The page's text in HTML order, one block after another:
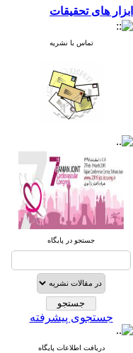
ابزار های تحقیقات
تماس با نشریه
صندوق پستی:
تلفاکس: 23922270-021
تلفن: 6-22663165-021
آدرس پایگاه الکترونیکی:
http://journal.icns.org.ir
آدرس‌ پست الکترونیکی انجمن:
info@icns.org.ir
آدرس پست الکترونیکی نشریه:
جستجو در پایگاه
جستجوی پیشرفته
دریافت اطلاعات پایگاه